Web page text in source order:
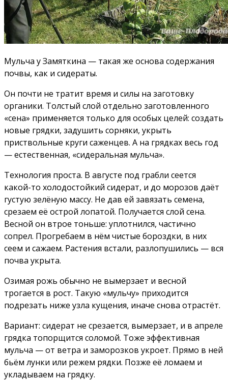
Мульча у Замяткина — такая же основа содержания
почвы, как и сидераты.
Он почти не тратит время и силы на заготовку
органики. Толстый слой отдельно заготовленного
«сена» применяется только для особых целей: создать
новые грядки, задушить сорняки, укрыть
приствольные круги саженцев. А на грядках весь год
— естественная, «сидеральная мульча».
Технология проста. В августе под грабли сеется
какой-то холодостойкий сидерат, и до морозов даёт
густую зелёную массу. Не дав ей завязать семена,
срезаем её острой лопатой. Получается слой сена.
Весной он втрое тоньше: уплотнился, частично
сопрел. Прогребаем в нём чистые бороздки, в них
сеем и сажаем. Растения встали, разлопушились — вся
почва укрыта.
Озимая рожь обычно не вымерзает и весной
трогается в рост. Такую «мульчу» приходится
подрезать ниже узла кущения, иначе снова отрастёт.
Вариант: сидерат не срезается, вымерзает, и в апреле
грядка топорщится соломой. Тоже эффективная
мульча — от ветра и заморозков укроет. Прямо в ней
бьём лунки или режем рядки. Позже её ломаем и
укладываем на грядку.